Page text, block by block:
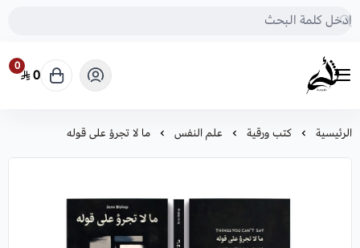
متجر أثرى للكتب
0
0
الرئيسية كتب ورقية علم النفس ما لا تجرؤ على قوله